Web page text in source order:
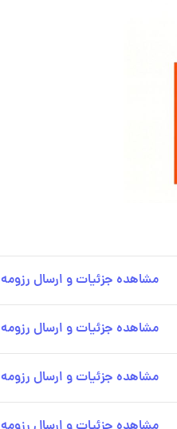
مشاهده جزئیات و ارسال رزومه
مشاهده جزئیات و ارسال رزومه
مشاهده جزئیات و ارسال رزومه